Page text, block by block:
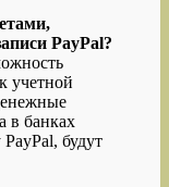
PayPal?
учетной
в банках
будут